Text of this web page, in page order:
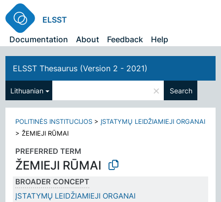
ELSST
Documentation
About Feedback Help
ELSST Thesaurus (Version 2 - 2021)
Lithuanian × Search
POLITINĖS INSTITUCIJOS > ĮSTATYMŲ LEIDŽIAMIEJI ORGANAI
>ŽEMIEJI RŪMAI
PREFERRED TERM
ŽEMIEJI RŪMAI
BROADER CONCEPT
ĮSTATYMŲ LEIDŽIAMIEJI ORGANAI